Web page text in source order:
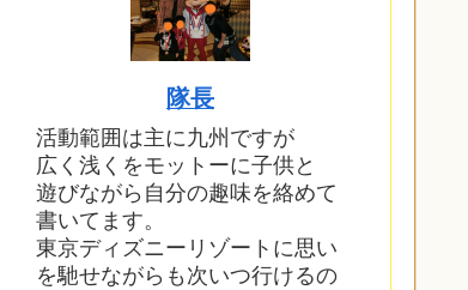
隊長
活動範囲は主に九州ですが
広く浅くをモットーに子供と
遊びながら自分の趣味を絡めて
書いてます。
東京ディズニーリゾートに思い
を馳せながらも次いつ行けるの